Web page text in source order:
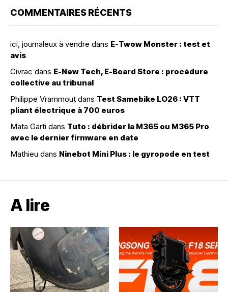
COMMENTAIRES RÉCENTS
ici, journaleux à vendre dans E-Twow Monster : test et
avis
Civrac dans E-New Tech, E-Board Store : procédure
collective au tribunal
Philippe Vrammout dans Test Samebike LO26 : VTT
pliant électrique à 700 euros
Mata Garti dans Tuto : débrider la M365 ou M365 Pro
avec le dernier firmware en date
Mathieu dans Ninebot Mini Plus : le gyropode en test
A lire